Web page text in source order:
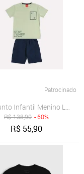
+ Bermuda -
Patrocinado
Infantil Menino
R$138,90 - 60%
R$ 55,90